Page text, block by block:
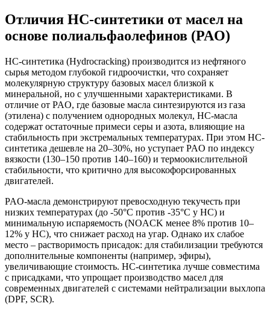
Отличия HC-синтетики от масел на
основе полиальфаолефинов (PAO)
HC-синтетика (Hydrocracking) производится из нефтяного
сырья методом глубокой гидроочистки, что сохраняет
молекулярную структуру базовых масел близкой к
минеральной, но с улучшенными характеристиками. В
отличие от PAO, где базовые масла синтезируются из газа
(этилена) с получением однородных молекул, HC-масла
содержат остаточные примеси серы и азота, влияющие на
стабильность при экстремальных температурах. При этом HC-
синтетика дешевле на 20–30%, но уступает PAO по индексу
вязкости (130–150 против 140–160) и термоокислительной
стабильности, что критично для высокофорсированных
двигателей.
PAO-масла демонстрируют превосходную текучесть при
низких температурах (до -50°C против -35°C у HC) и
минимальную испаряемость (NOACK менее 8% против 10–
12% у HC), что снижает расход на угар. Однако их слабое
место – растворимость присадок: для стабилизации требуются
дополнительные компоненты (например, эфиры),
увеличивающие стоимость. HC-синтетика лучше совместима
с присадками, что упрощает производство масел для
современных двигателей с системами нейтрализации выхлопа
(DPF, SCR).